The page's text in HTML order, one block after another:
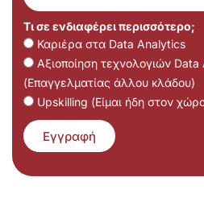
Τι σε ενδιαφέρει περισσότερο;
Καριέρα στα Data Analytics
Αξιοποίηση τεχνολογιών
(Επαγγελματίας άλλου κλάδου)
Upskilling (Είμαι ήδη στον
Εγγραφή